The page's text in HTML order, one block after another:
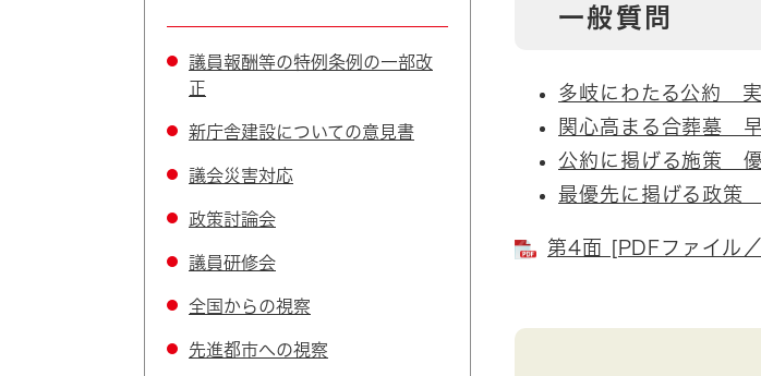
一般質問
多岐にわたる公約
関心高まる合葬墓
公約に掲げる施策
最優先に掲げる政策
第4面 [PDFファイル
議員報酬等の特例条例の一部改
正
新庁舎建設についての意見書
議会災害対応
政策討論会
議員研修会
全国からの視察
先進都市への視察